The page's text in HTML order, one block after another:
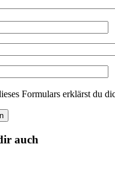
Formulars erklärst du
auch